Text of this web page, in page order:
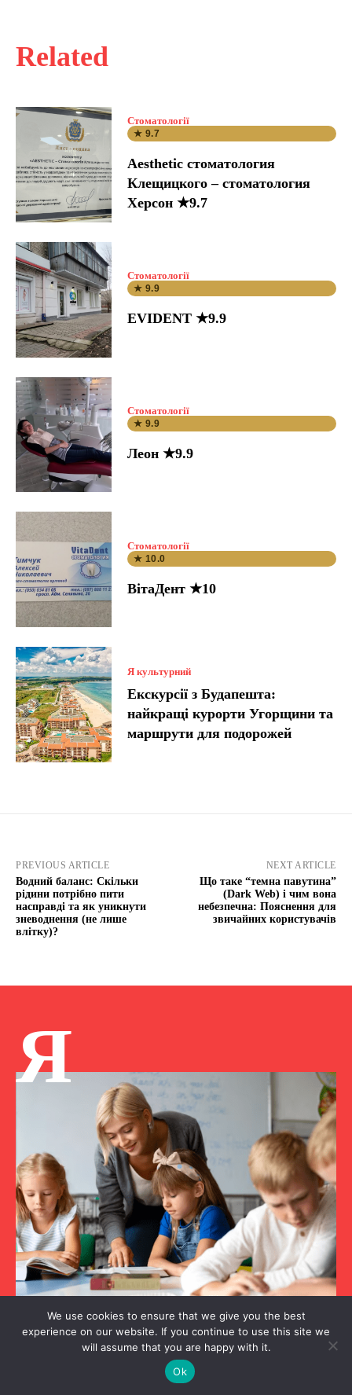
Related
Стоматології
★ 9.7
Aesthetic стоматология
Клещицкого – стоматология
Херсон ★9.7
Стоматології
★ 9.9
EVIDENT ★9.9
Стоматології
★ 9.9
Леон ★9.9
Стоматології
★ 10.0
ВітаДент ★10
Я культурний
Екскурсії з Будапешта:
найкращі курорти Угорщини та
маршрути для подорожей
PREVIOUS ARTICLE
Водний баланс: Скільки
рідини потрібно пити
насправді та як уникнути
зневоднення (не лише
влітку)?
NEXT ARTICLE
Що таке “темна павутина”
(Dark Web) і чим вона
небезпечна: Пояснення для
звичайних користувачів
Я
Я культурний
Вдячність, що закарбовується в серці: як підібрати правильні
слова для першого вчителя
We use cookies to ensure that we give you the best
experience on our website. If you continue to use this site we
will assume that you are happy with it.
Ok